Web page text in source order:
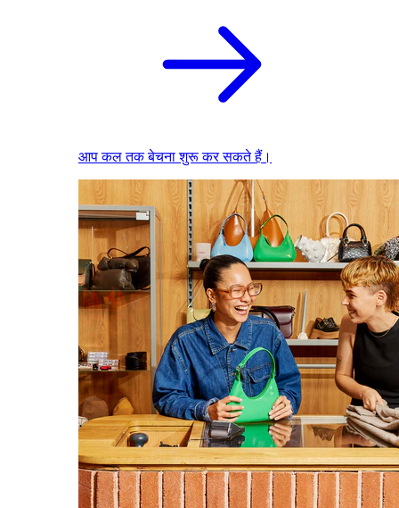
आप कल तक बेचना शुरू कर सकते हैं।